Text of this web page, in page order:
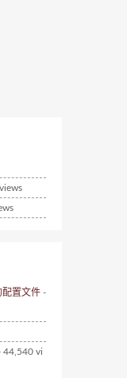
配置文件 -
44,540 vi